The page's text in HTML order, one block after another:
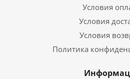
Условия
Условия
Условия
Политика